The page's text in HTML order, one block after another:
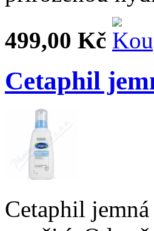
499,00 Kč
Cetaphil
Cetaphil